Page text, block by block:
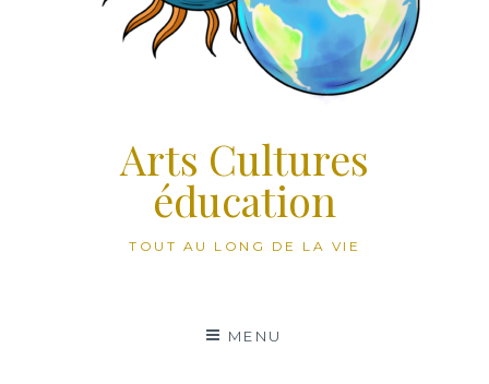
Arts Cultures
éducation
TOUT AU LONG DE LA VIE
MENU